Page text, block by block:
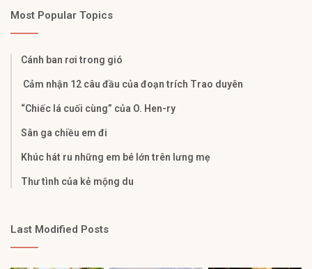
Most Popular Topics
Cánh ban rơi trong gió
Cảm nhận 12 câu đầu của đoạn trích Trao duyên
“Chiếc lá cuối cùng” của O. Hen-ry
Sân ga chiều em đi
Khúc hát ru những em bé lớn trên lưng mẹ
Thư tình của kẻ mộng du
Last Modified Posts